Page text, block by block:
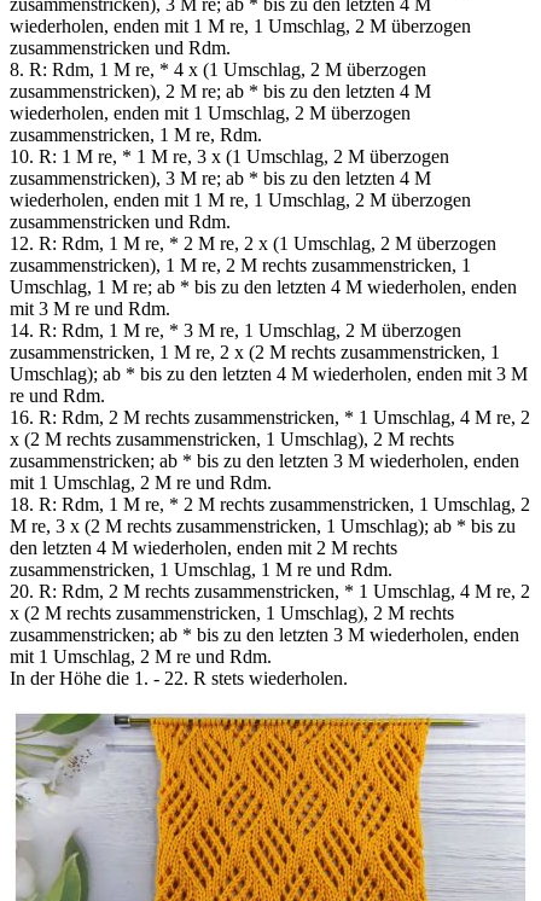
zusammenstricken), 3 M re; ab * bis zu den letzten 4 M
wiederholen, enden mit 1 M re, 1 Umschlag, 2 M überzogen
zusammenstricken und Rdm.
8. R: Rdm, 1 M re, * 4 х (1 Umschlag, 2 M überzogen
zusammenstricken), 2 M re; ab * bis zu den letzten 4 M
wiederholen, enden mit 1 Umschlag, 2 M überzogen
zusammenstricken, 1 M re, Rdm.
10. R: 1 M re, * 1 M re, 3 х (1 Umschlag, 2 M überzogen
zusammenstricken), 3 M re; ab * bis zu den letzten 4 M
wiederholen, enden mit 1 M re, 1 Umschlag, 2 M überzogen
zusammenstricken und Rdm.
12. R: Rdm, 1 M re, * 2 M re, 2 х (1 Umschlag, 2 M überzogen
zusammenstricken), 1 M re, 2 M rechts zusammenstricken, 1
Umschlag, 1 M re; ab * bis zu den letzten 4 M wiederholen, enden
mit 3 M re und Rdm.
14. R: Rdm, 1 M re, * 3 M re, 1 Umschlag, 2 M überzogen
zusammenstricken, 1 M re, 2 х (2 M rechts zusammenstricken, 1
Umschlag); ab * bis zu den letzten 4 M wiederholen, enden mit 3 M
re und Rdm.
16. R: Rdm, 2 M rechts zusammenstricken, * 1 Umschlag, 4 M re, 2
х (2 M rechts zusammenstricken, 1 Umschlag), 2 M rechts
zusammenstricken; ab * bis zu den letzten 3 M wiederholen, enden
mit 1 Umschlag, 2 M re und Rdm.
18. R: Rdm, 1 M re, * 2 M rechts zusammenstricken, 1 Umschlag, 2
M re, 3 х (2 M rechts zusammenstricken, 1 Umschlag); ab * bis zu
den letzten 4 M wiederholen, enden mit 2 M rechts
zusammenstricken, 1 Umschlag, 1 M re und Rdm.
20. R: Rdm, 2 M rechts zusammenstricken, * 1 Umschlag, 4 M re, 2
х (2 M rechts zusammenstricken, 1 Umschlag), 2 M rechts
zusammenstricken; ab * bis zu den letzten 3 M wiederholen, enden
mit 1 Umschlag, 2 M re und Rdm.
In der Höhe die 1. - 22. R stets wiederholen.